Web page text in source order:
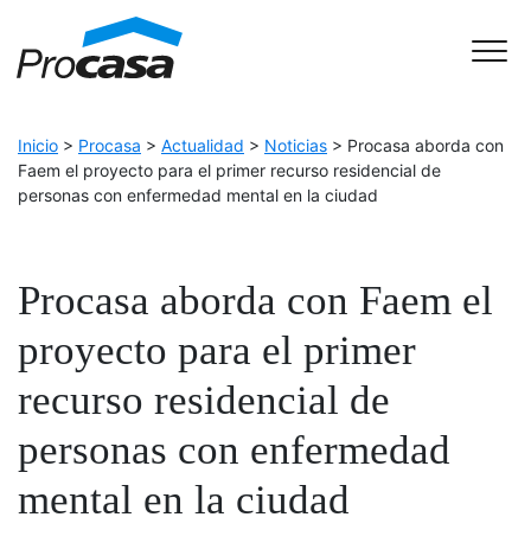
Main Navigation
Inicio > Procasa > Actualidad > Noticias > Procasa aborda con
Faem el proyecto para el primer recurso residencial de
personas con enfermedad mental en la ciudad
Procasa aborda con Faem el
proyecto para el primer
recurso residencial de
personas con enfermedad
mental en la ciudad